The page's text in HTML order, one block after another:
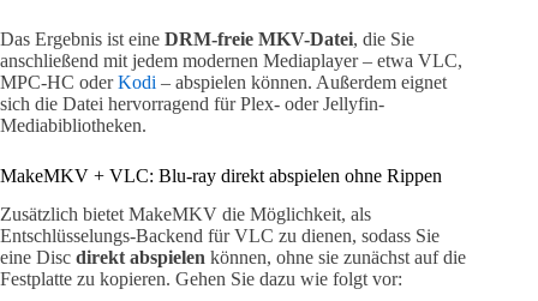
Das Ergebnis ist eine DRM-freie MKV-Datei, die Sie
anschließend mit jedem modernen Mediaplayer – etwa VLC,
MPC-HC oderKodi – abspielen können. Außerdem eignet
sich die Datei hervorragend für Plex- oder Jellyfin-
Mediabibliotheken.
MakeMKV + VLC: Blu-ray direkt abspielen ohne Rippen
Zusätzlich bietet MakeMKV die Möglichkeit, als
Entschlüsselungs-Backend für VLC zu dienen, sodass Sie
eine Disc direkt abspielen können, ohne sie zunächst auf die
Festplatte zu kopieren. Gehen Sie dazu wie folgt vor: